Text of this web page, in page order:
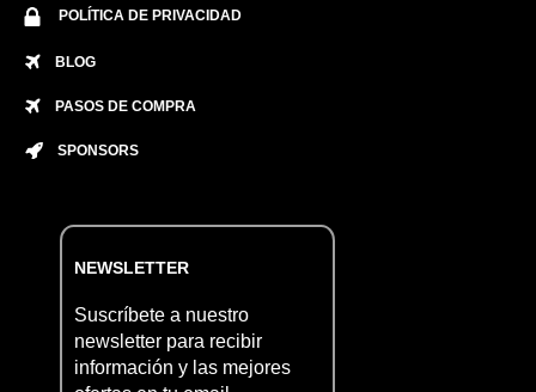
POLÍTICA DE PRIVACIDAD
BLOG
PASOS DE COMPRA
SPONSORS
NEWSLETTER
Suscríbete a nuestro
newsletter para recibir
información y las mejores